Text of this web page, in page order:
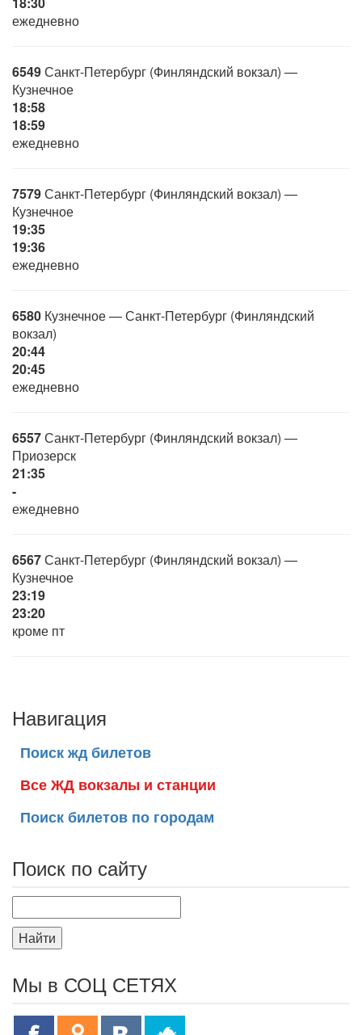
ежедневно
6549Санкт-Петербург (Финляндский вокзал) —
Кузнечное
18:58
18:59
ежедневно
7579Санкт-Петербург (Финляндский вокзал) —
Кузнечное
19:35
19:36
ежедневно
6580 Кузнечное — Санкт-Петербург (Финляндский
вокзал)
20:44
20:45
ежедневно
6557Санкт-Петербург (Финляндский вокзал) —
Приозерск
21:35
-
ежедневно
6567Санкт-Петербург (Финляндский вокзал) —
Кузнечное
23:19
23:20
кроме пт
Навигация
Поиск жд билетов
Все ЖД вокзалы и станции
Поиск билетов по городам
Поиск по сайту
Найти
Мы в СОЦ СЕТЯХ